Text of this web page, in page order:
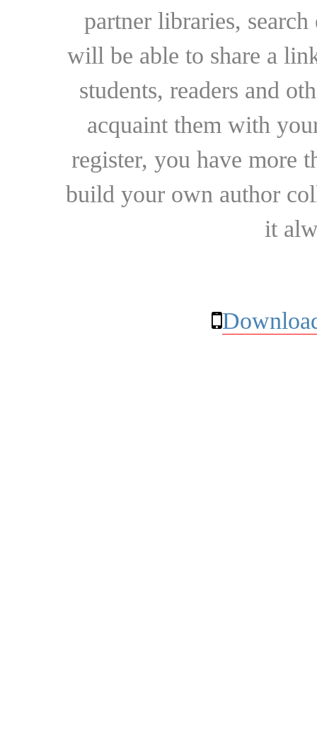
partner libraries,
will be able to share a
students, readers and
acquaint them with
register, you have more
build your own author
it